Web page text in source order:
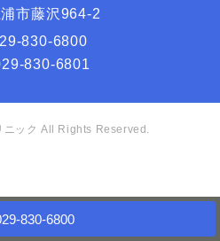
市藤沢964-2
830-6800
830-6801
ニック All Rights Reserved.